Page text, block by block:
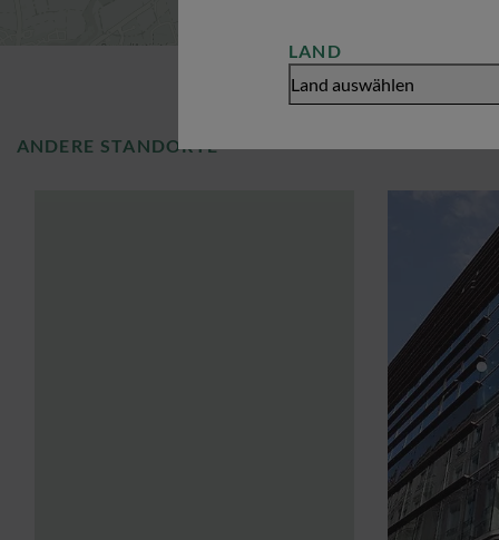
LAND
Land auswählen
ANDERE STANDORTE